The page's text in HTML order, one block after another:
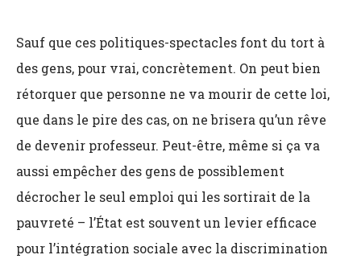
Sauf que ces politiques-spectacles font du tort à
des gens, pour vrai, concrètement. On peut bien
rétorquer que personne ne va mourir de cette loi,
que dans le pire des cas, on ne brisera qu’un rêve
de devenir professeur. Peut-être, même si ça va
aussi empêcher des gens de possiblement
décrocher le seul emploi qui les sortirait de la
pauvreté – l’État est souvent un levier efficace
pour l’intégration sociale avec la discrimination